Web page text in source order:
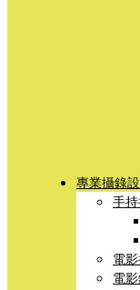
專業攝錄
手
電
電